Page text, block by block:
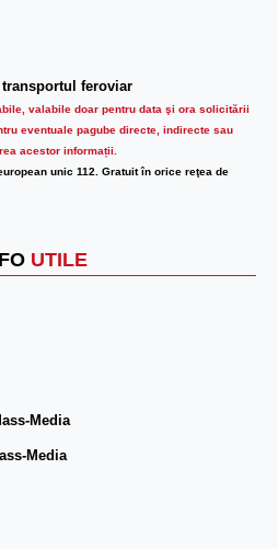
feroviar
valabile doar pentru data şi ora solicitării
eventuale pagube directe, indirecte sau
acestor informații.
unic 112. Gratuit în orice reţea de
UTILE
Media
Media